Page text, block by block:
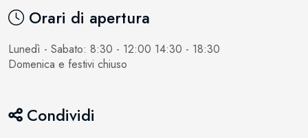
Orari di apertura
Lunedì - Sabato: 8:30 - 12:00 14:30 - 18:30
Domenica e festivi chiuso
Condividi